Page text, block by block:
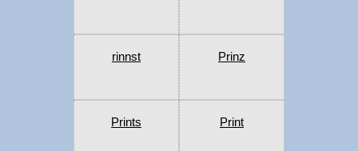
rinnst Prinz
Prints Print